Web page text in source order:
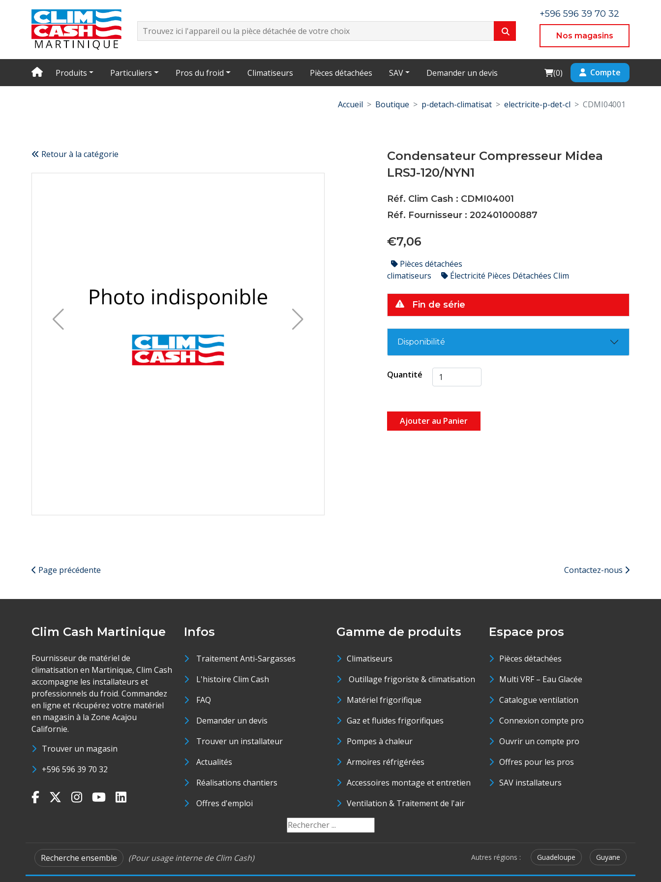
+596 596 39 70 32
Nos magasins
Produits Particuliers Pros du froid Climatiseurs Pièces détachées SAV Demander un devis Cart
(0) Compte
Accueil Boutique p-detach-climatisat electricite-p-det-cl CDMI04001
Retour à la catégorie
Condensateur Compresseur Midea
LRSJ-120/NYN1
Réf. Clim Cash : CDMI04001
Réf. Fournisseur : 202401000887
€7,06
Pièces détachées
climatiseurs
Électricité Pièces Détachées Clim
Fin de série
Disponibilité
Quantité
Ajouter au Panier
Page précédente Contactez-nous
Clim Cash Martinique
Fournisseur de matériel de
climatisation en Martinique, Clim Cash
accompagne les installateurs et
professionnels du froid. Commandez
en ligne et récupérez votre matériel
en magasin à la Zone Acajou
Californie.
Trouver un magasin
+596 596 39 70 32
Infos
Traitement Anti-Sargasses
L'histoire Clim Cash
FAQ
Demander un devis
Trouver un installateur
Actualités
Réalisations chantiers
Offres d'emploi
Gamme de produits
Climatiseurs
Outillage frigoriste & climatisation
Matériel frigorifique
Gaz et fluides frigorifiques
Pompes à chaleur
Armoires réfrigérées
Accessoires montage et entretien
Ventilation & Traitement de l'air
Espace pros
Pièces détachées
Multi VRF – Eau Glacée
Catalogue ventilation
Connexion compte pro
Ouvrir un compte pro
Offres pour les pros
SAV installateurs
Recherche ensemble (Pour usage interne de Clim Cash) Autres régions : Guadeloupe Guyane